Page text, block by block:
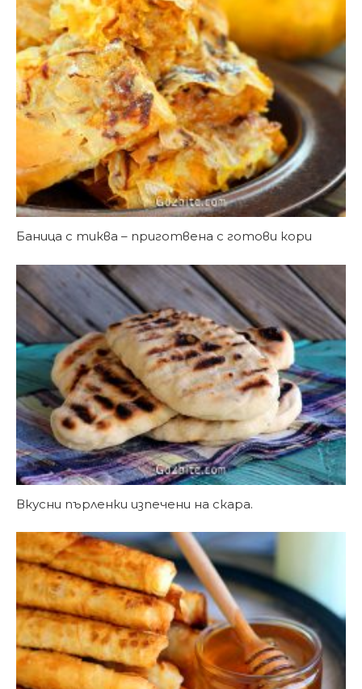
Баница с тиква – приготвена с готови кори
Вкусни пърленки изпечени на скара.